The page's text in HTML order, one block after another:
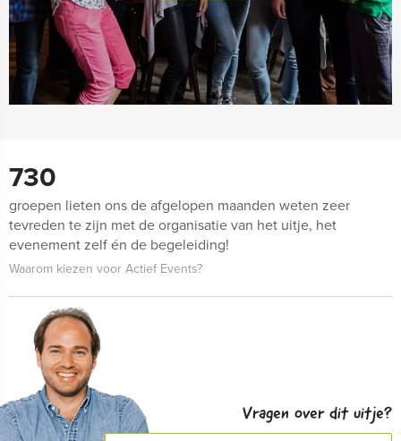
730
groepen lieten ons de afgelopen maanden weten zeer
tevreden te zijn met de organisatie van het uitje, het
evenement zelf én de begeleiding!
Waarom kiezen voor Actief Events?
Vragen over dit uitje?